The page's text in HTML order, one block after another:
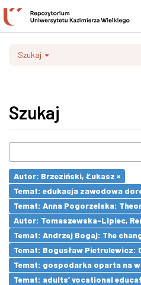
Szukaj
Szukaj
Autor: Brzeziński, Łukasz ×
Temat: edukacja zawodowa
Temat: Anna Pogorzelska:
Autor: Tomaszewska-Lipiec,
Temat: Andrzej Bogaj: The
Temat: Bogusław Pietrulewicz:
Temat: gospodarka oparta na
Temat: adults’ vocational